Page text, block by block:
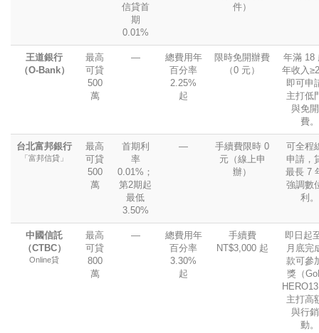
信貸首
期
0.01%
件）
王道銀行
（O-Bank）
最高
可貸
500
萬
—
總費用年
百分率
2.25%
起
限時免開辦費
（0 元）
年滿 18
年收入
即可申
主打低
與免
費。
台北富邦銀行
「富邦信貸」
最高
可貸
500
萬
首期利
率
0.01%；
第2期起
最低
3.50%
—
手續費限時 0
元（線上申
辦）
可全程
申請，
最長 7
強調數
利。
中國信託
（CTBC）
Online貸
最高
可貸
800
萬
—
總費用年
百分率
3.30%
起
手續費
NT$3,000 起
即日起
月底完
款可參
獎（
主打高
與行
動。